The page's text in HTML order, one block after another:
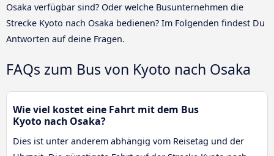
Osaka verfügbar sind? Oder welche Busunternehmen die
Strecke Kyoto nach Osaka bedienen? Im Folgenden findest Du
Antworten auf deine Fragen.
FAQs zum Bus von Kyoto nach Osaka
Wie viel kostet eine Fahrt mit dem Bus
Kyoto nach Osaka?
Dies ist unter anderem abhängig vom Reisetag und der